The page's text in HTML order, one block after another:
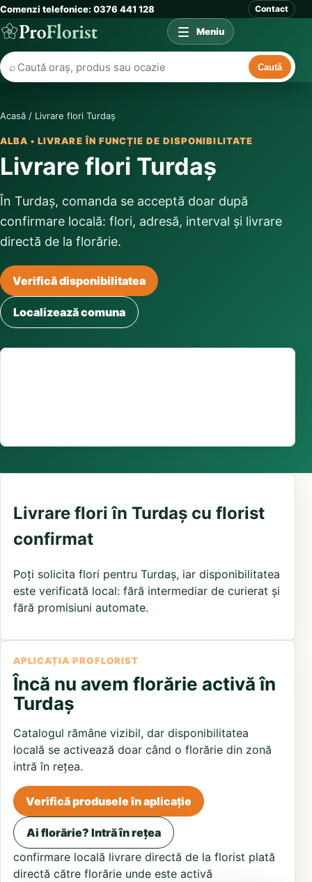
Comenzi telefonice: 0376 441 128 Contact
⌕ Caută
Meniu
Acasă / Livrare flori Turdaș
ALBA • LIVRARE ÎN FUNCȚIE DE DISPONIBILITATE
Livrare flori Turdaș
În Turdaș, comanda se acceptă doar după
confirmare locală: flori, adresă, interval și livrare
directă de la florărie.
Verifică disponibilitatea
Localizează comuna
Livrare flori în Turdaș cu florist
confirmat
Poți solicita flori pentru Turdaș, iar disponibilitatea
este verificată local: fără intermediar de curierat și
fără promisiuni automate.
APLICAȚIA PROFLORIST
Încă nu avem florărie activă în
Turdaș
Catalogul rămâne vizibil, dar disponibilitatea
locală se activează doar când o florărie din zonă
intră în rețea.
Verifică produsele în aplicație
Ai florărie? Intră în rețea
confirmare locală livrare directă de la florist plată
directă către florărie unde este activă